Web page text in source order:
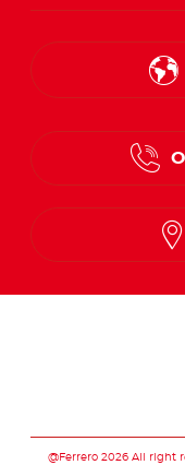
@Ferrero 2026 All right